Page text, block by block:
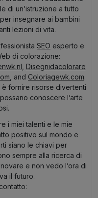
di un’istruzione a tutto
insegnare ai bambini
lezioni di vita.
SEO esperto e
di colorazione:
Disegnidacolorare
, and Coloriagewk.com.
fornire risorse divertenti
conoscere l’arte
i miei talenti e le mie
positivo sul mondo e
siano le chiavi per
sempre alla ricerca di
e non vedo l’ora di
il futuro.